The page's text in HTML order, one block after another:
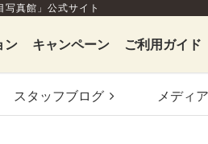
真館」公式サイト
ン キャンペーン ご利用ガイド
スタッフブログ メディア